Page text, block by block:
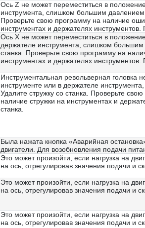
Ось Z не может переместиться в
инструмента, слишком большим давлением
Проверьте свою программу на наличие
инструментах и держателях инструментов.
Ось X не может переместиться в
держателе инструмента, слишком
станка. Проверьте свою программу на
инструментах и держателях инструментов.
Инструментальная револьверная головка
инструменте или в держателе
Удалите стружку со станка. Проверьте
наличие стружки на инструментах и
станка.
Была нажата кнопка «Аварийная
двигатели. Для возобновления подачи
Это может произойти, если нагрузка на
на ось, отрегулировав значения подачи и
Это может произойти, если нагрузка на
на ось, отрегулировав значения подачи и
Это может произойти, если нагрузка на
на ось, отрегулировав значения подачи и